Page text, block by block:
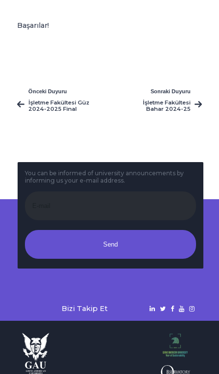
Başarılar!
Önceki Duyuru
İşletme Fakültesi Güz
2024-2025 Final
Sonraki Duyuru
İşletme Fakültesi
Bahar 2024-25
You can be informed of university announcements by
informing us your e-mail address.
Send
Bizi Takip Et